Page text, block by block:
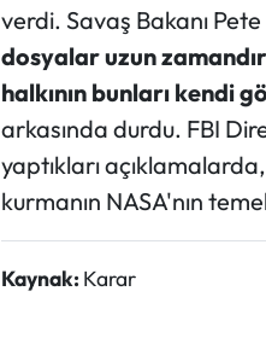
verdi. Savaş Bakanı
dosyalar uzun
halkının bunları kendi
arkasında durdu. FBI
yaptıkları
kurmanın NASA'nın
Kaynak: Karar